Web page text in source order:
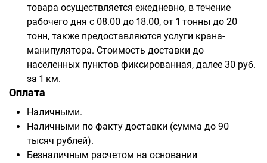
товара осуществляется ежедневно, в течение
рабочего дня с 08.00 до 18.00, от 1 тонны до 20
тонн, также предоставляются услуги крана-
манипулятора. Стоимость доставки до
населенных пунктов фиксированная, далее 30 руб.
за 1 км.
Оплата
Наличными.
Наличными по факту доставки (сумма до 90
тысяч рублей).
Безналичным расчетом на основании